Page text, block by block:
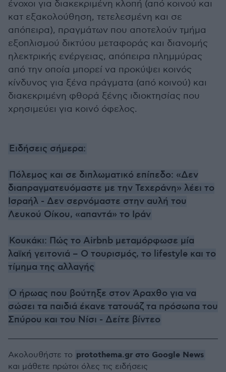
ένοχοι για διακεκριμένη κλοπή (από κοινού και
κατ εξακολούθηση, τετελεσμένη και σε
απόπειρα), πραγμάτων που αποτελούν τμήμα
εξοπλισμού δικτύου μεταφοράς και διανομής
ηλεκτρικής ενέργειας, απόπειρα πλημμύρας
από την οποία μπορεί να προκύψει κοινός
κίνδυνος για ξένα πράγματα (από κοινού) και
διακεκριμένη φθορά ξένης ιδιοκτησίας που
χρησιμεύει για κοινό όφελος.
Ειδήσεις σήμερα:
Πόλεμος και σε διπλωματικό επίπεδο: «Δεν
διαπραγματευόμαστε με την Τεχεράνη» λέει το
Ισραήλ - Δεν σερνόμαστε στην αυλή του
Λευκού Οίκου, «απαντά» το Ιράν
Κουκάκι: Πώς το Airbnb μεταμόρφωσε μία
λαϊκή γειτονιά – Ο τουρισμός, το lifestyle και το
τίμημα της αλλαγής
Ο ήρωας που βούτηξε στον Άραχθο για να
σώσει τα παιδιά έκανε τατουάζ τα πρόσωπα του
Σπύρου και του Νίσι - Δείτε βίντεο
Ακολουθήστε το protothema.gr στο Google News
και μάθετε πρώτοι όλες τις ειδήσεις